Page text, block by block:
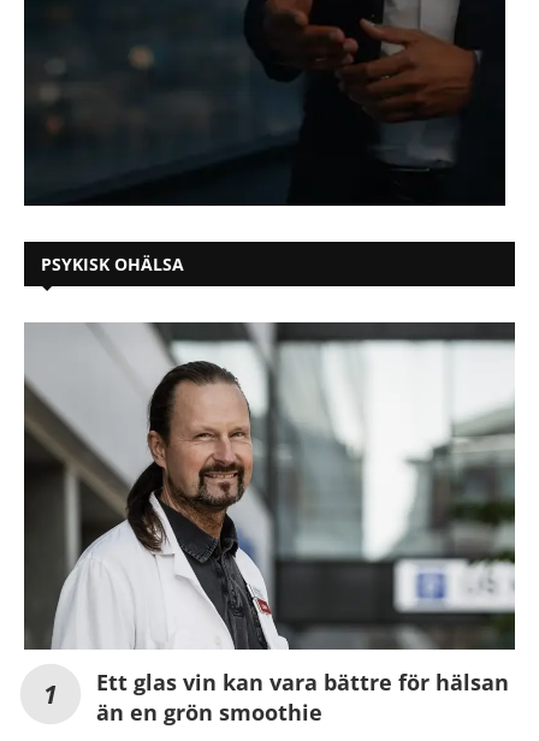
PSYKISK OHÄLSA
Ett glas vin kan vara bättre för hälsan
än en grön smoothie